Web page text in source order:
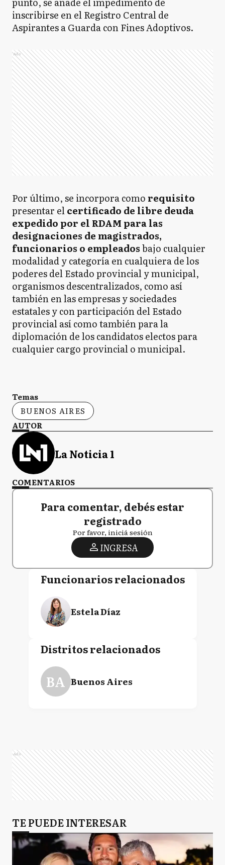
inscribirse en el Registro Central de
Aspirantes a Guarda con Fines Adoptivos.
Ads
Por último, se incorpora como requisito
presentar elcertificado de libre deuda
expedido por el RDAM para las
designaciones de magistrados,
funcionarios o empleadosbajo cualquier
modalidad y categoría en cualquiera de los
poderes del Estado provincial y municipal,
organismos descentralizados, como así
también en las empresas y sociedades
estatales y con participación del Estado
provincial así como también para la
diplomación de los candidatos electos para
cualquier cargo provincial o municipal.
Temas
BUENOS AIRES
AUTOR
La Noticia 1
COMENTARIOS
Para comentar, debés estar
registrado
Por favor, iniciá sesión
INGRESA
Funcionarios relacionados
Estela Díaz
Distritos relacionados
BA Buenos Aires
Ads
TE PUEDE INTERESAR